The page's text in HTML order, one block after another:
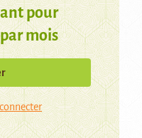
pour
mois